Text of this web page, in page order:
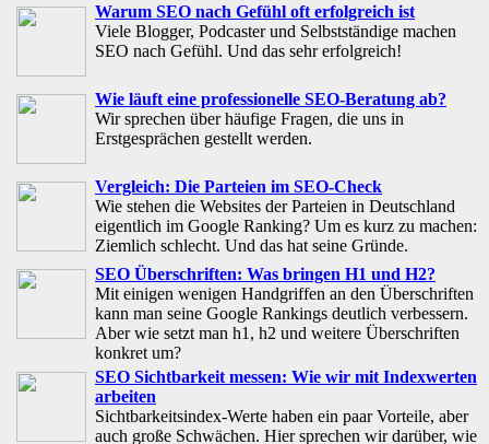
Warum SEO nach Gefühl oft erfolgreich ist
Viele Blogger, Podcaster und Selbstständige machen
SEO nach Gefühl. Und das sehr erfolgreich!
Wie läuft eine professionelle SEO-Beratung ab?
Wir sprechen über häufige Fragen, die uns in
Erstgesprächen gestellt werden.
Vergleich: Die Parteien im SEO-Check
Wie stehen die Websites der Parteien in Deutschland
eigentlich im Google Ranking? Um es kurz zu machen:
Ziemlich schlecht. Und das hat seine Gründe.
SEO Überschriften: Was bringen H1 und H2?
Mit einigen wenigen Handgriffen an den Überschriften
kann man seine Google Rankings deutlich verbessern.
Aber wie setzt man h1, h2 und weitere Überschriften
konkret um?
SEO Sichtbarkeit messen: Wie wir mit Indexwerten
arbeiten
Sichtbarkeitsindex-Werte haben ein paar Vorteile, aber
auch große Schwächen. Hier sprechen wir darüber, wie